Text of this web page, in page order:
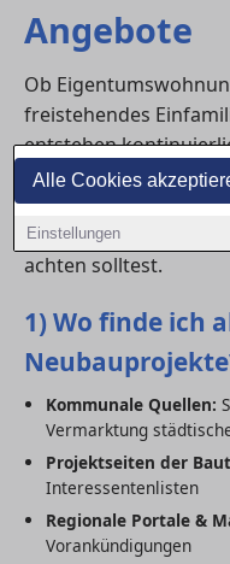
Alle Cookies
Einstellungen
Angebote
Ob
freistehendes
entstehen
erfährst du,wodu
wiedu Exposés
bei Bauträgern,
achten solltest.
1) Wo finde ich
Kommunale Quellen:
Vermarktung
Projektseiten der
Interessentenlisten
Regionale Portale &
Vorankündigungen